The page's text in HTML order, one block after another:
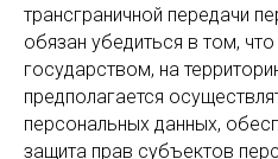
трансграничной передачи
обязан убедиться в том,
государством, на
предполагается
персональных данных,
защита прав субъектов